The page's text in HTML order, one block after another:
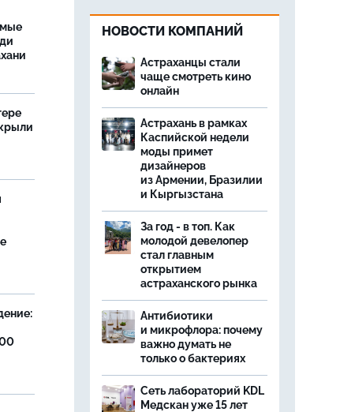
НОВОСТИ КОМПАНИЙ
Астраханцы стали
чаще смотреть кино
онлайн
Астрахань в рамках
Каспийской недели
моды примет
дизайнеров
из Армении, Бразилии
и Кыргызстана
За год - в топ. Как
молодой девелопер
стал главным
открытием
астраханского рынка
Антибиотики
и микрофлора: почему
важно думать не
только о бактериях
Сеть лабораторий KDL
Медскан уже 15 лет